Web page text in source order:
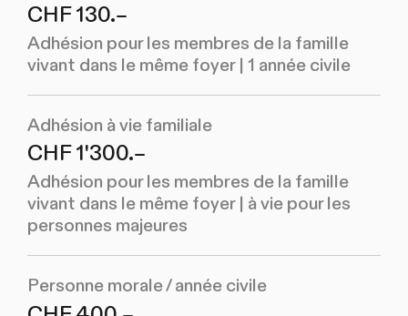
CHF 130.–
Adhésion pour les membres de la famille
vivant dans le même foyer | 1 année civile
Adhésion à vie familiale
CHF 1'300.–
Adhésion pour les membres de la famille
vivant dans le même foyer | à vie pour les
personnes majeures
Personne morale / année civile